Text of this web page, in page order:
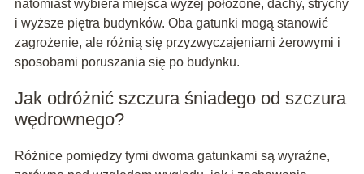
natomiast wybiera miejsca wyżej położone, dachy, strychy
i wyższe piętra budynków. Oba gatunki mogą stanowić
zagrożenie, ale różnią się przyzwyczajeniami żerowymi i
sposobami poruszania się po budynku.
Jak odróżnić szczura śniadego od szczura
wędrownego?
Różnice pomiędzy tymi dwoma gatunkami są wyraźne,